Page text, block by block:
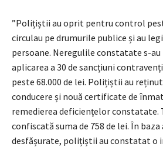
”Polițiștii au oprit pentru control
circulau pe drumurile publice și au
persoane. Neregulile constatate s-
aplicarea a 30 de sancțiuni
peste 68.000 de lei. Polițiștii au
conducere și nouă certificate de
remedierea deficiențelor constatate.
confiscată suma de 758 de lei. În
desfășurate, polițiștii au constatat o